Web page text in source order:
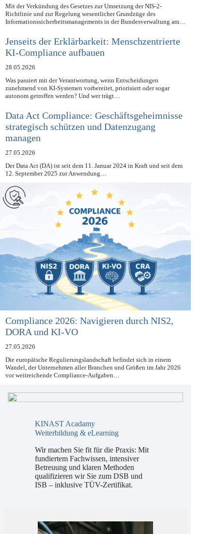
Mit der Verkündung des Gesetzes zur Umsetzung der NIS-2-
Richtlinie und zur Regelung wesentlicher Grundzüge des
Informationssicherheitsmanagements in der Bundesverwaltung am…
Jenseits der Erklärbarkeit: Menschzentrierte
KI-Compliance aufbauen
28.05.2026
Was passiert mit der Verantwortung, wenn Entscheidungen
zunehmend von KI-Systemen vorbereitet, priorisiert oder sogar
autonom getroffen werden? Und wer trägt…
Data Act Compliance: Geschäftsgeheimnisse
strategisch schützen und Datenzugang
managen
27.05.2026
Der Data Act (DA) ist seit dem 11. Januar 2024 in Kraft und seit dem
12. September 2025 zur Anwendung…
Compliance 2026: Navigieren durch NIS2,
DORA und KI-VO
27.05.2026
Die europäische Regulierungslandschaft befindet sich in einem
Wandel, der Unternehmen aller Branchen und Größen im Jahr 2026
vor weitreichende Compliance-Aufgaben…
KINAST Acadamy
Weiterbildung & eLearning
Wir machen Sie fit für die Praxis: Mit
fundiertem Fachwissen, intensiver
Betreuung und klaren Methoden
qualifizieren wir Sie zum DSB und
ISB – inklusive TÜV-Zertifikat.